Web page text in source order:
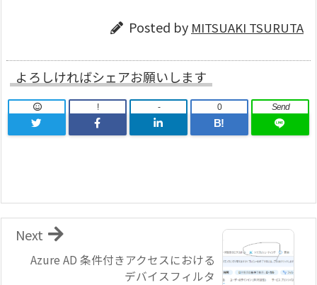
Posted by MITSUAKI TSURUTA
よろしければシェアお願いします
! -
B!
0 Send
Azure AD 条件付きアクセスにおける
デバイスフィルタ
Next